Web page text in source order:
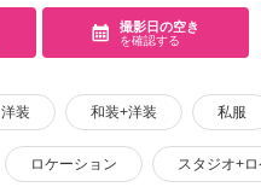
スタジオトップ
撮影日の空き
を確認する
洋装 和装+洋装 私服
ロケーション スタジオ+